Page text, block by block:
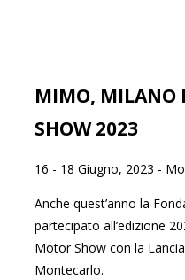
MIMO, MILANO
SHOW 2023
16 - 18 Giugno, 2023 -
Anche quest’anno la
partecipato all’edizione
Motor Show con la
Montecarlo.